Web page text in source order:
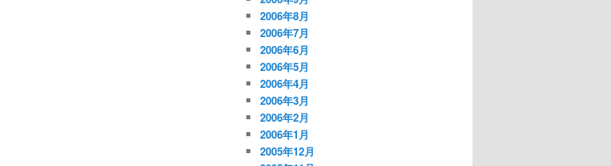
2006年8月
2006年7月
2006年6月
2006年5月
2006年4月
2006年3月
2006年2月
2006年1月
2005年12月